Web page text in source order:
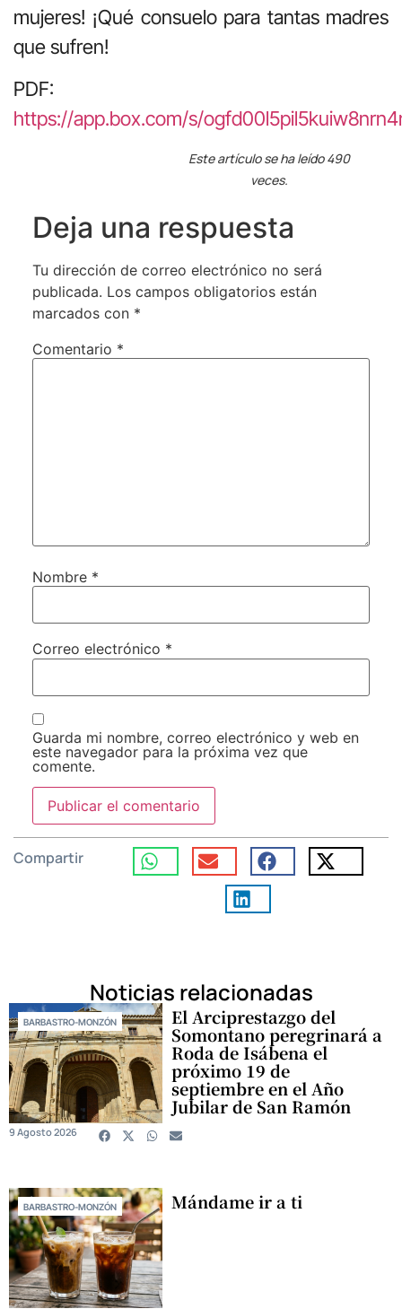
mujeres! ¡Qué consuelo para tantas madres
que sufren!
PDF:
https://app.box.com/s/
Este artículo se ha leído 490
veces.
Deja una respuesta
Tu dirección de correo electrónico no será
publicada. Los campos obligatorios están
marcados con *
Comentario *
Nombre *
Correo electrónico *
Guarda mi nombre, correo electrónico y web en
este navegador para la próxima vez que
comente.
Compartir
Noticias relacionadas
BARBASTRO-MONZÓN El Arciprestazgo del
Somontano peregrinará a
Roda de Isábena el
próximo 19 de
septiembre en el Año
Jubilar de San Ramón
9 Agosto 2026
BARBASTRO-MONZÓN Mándame ir a ti